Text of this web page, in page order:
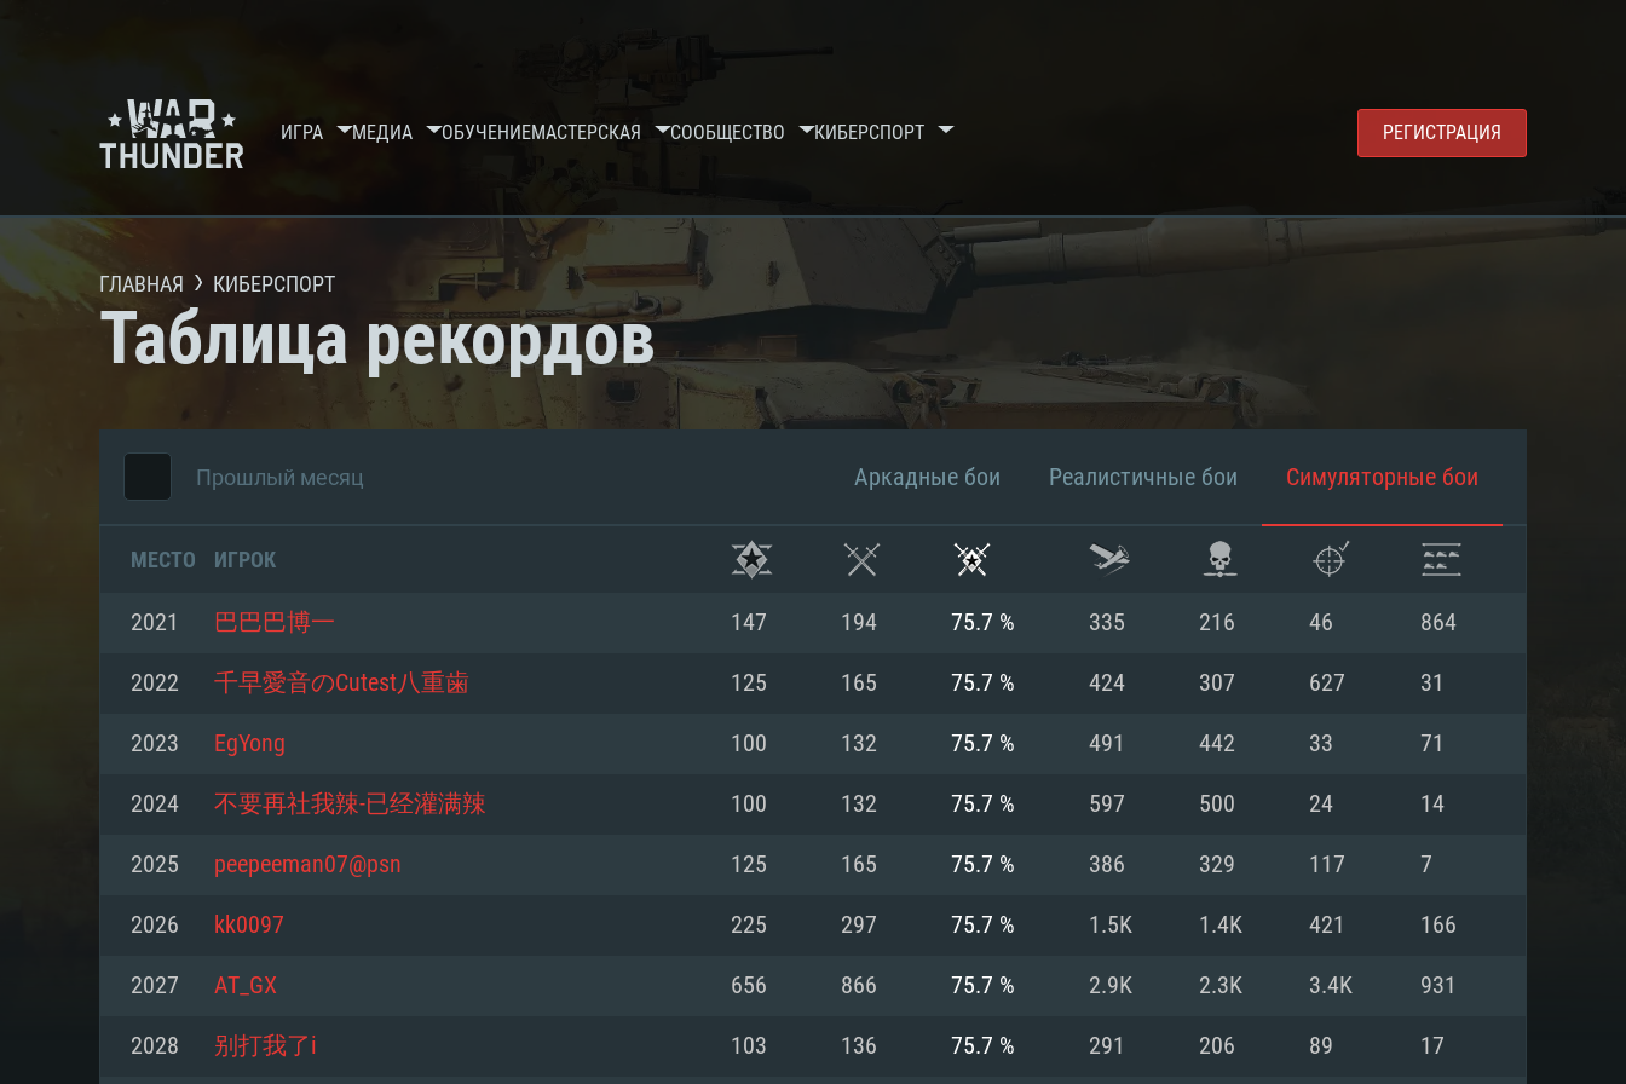
ИГРА МЕДИА ОБУЧЕНИЕМАСТЕРСКАЯ СООБЩЕСТВО КИБЕРСПОРТ РЕГИСТРАЦИЯ
СИСТЕМНЫЕ ТРЕБОВАНИЯ
ГЛАВНАЯ КИБЕРСПОРТ
Таблица рекордов
Прошлый месяц Аркадные бои Реалистичные бои Симуляторные бои
МЕСТО ИГРОК
2021 巴巴巴博一 147 194 75.7 % 335 216 46 864
2022 千早愛音のCutest八重歯 125 165 75.7 % 424 307 627 31
2023 EgYong 100 132 75.7 % 491 442 33 71
2024 不要再社我辣-已经灌满辣 100 132 75.7 % 597 500 24 14
2025 peepeeman07@psn 125 165 75.7 % 386 329 117 7
2026 kk0097 225 297 75.7 % 1.5K 1.4K 421 166
2027 AT_GX 656 866 75.7 % 2.9K 2.3K 3.4K 931
2028 别打我了i 103 136 75.7 % 291 206 89 17